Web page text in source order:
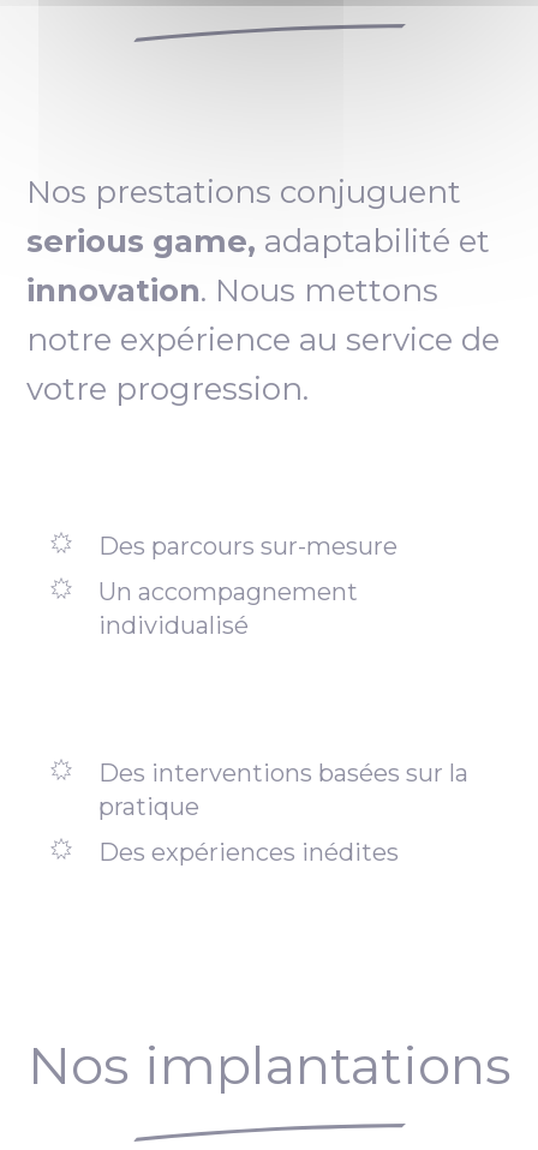
Nos prestations conjuguent
serious game, adaptabilité et
innovation. Nous mettons
notre expérience au service de
votre progression.
Des parcours sur-mesure
Un accompagnement
individualisé
Des interventions basées sur la
pratique
Des expériences inédites
Nos implantations